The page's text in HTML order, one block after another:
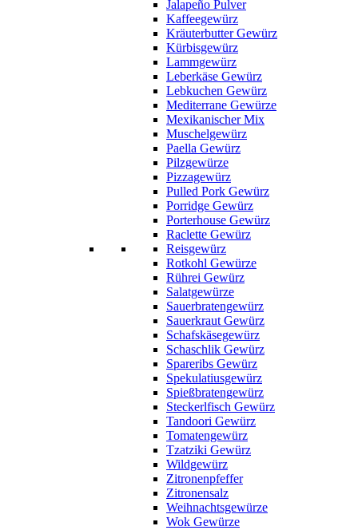
Jalapeño Pulver
Kaffeegewürz
Kräuterbutter Gewürz
Kürbisgewürz
Lammgewürz
Leberkäse Gewürz
Lebkuchen Gewürz
Mediterrane Gewürze
Mexikanischer Mix
Muschelgewürz
Paella Gewürz
Pilzgewürze
Pizzagewürz
Pulled Pork Gewürz
Porridge Gewürz
Porterhouse Gewürz
Raclette Gewürz
Reisgewürz
Rotkohl Gewürze
Rührei Gewürz
Salatgewürze
Sauerbratengewürz
Sauerkraut Gewürz
Schafskäsegewürz
Schaschlik Gewürz
Spareribs Gewürz
Spekulatiusgewürz
Spießbratengewürz
Steckerlfisch Gewürz
Tandoori Gewürz
Tomatengewürz
Tzatziki Gewürz
Wildgewürz
Zitronenpfeffer
Zitronensalz
Weihnachtsgewürze
Wok Gewürze